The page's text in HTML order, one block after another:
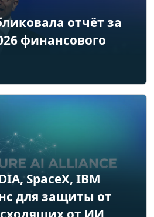
отчёт за
финансового
SpaceX, IBM
для защиты от